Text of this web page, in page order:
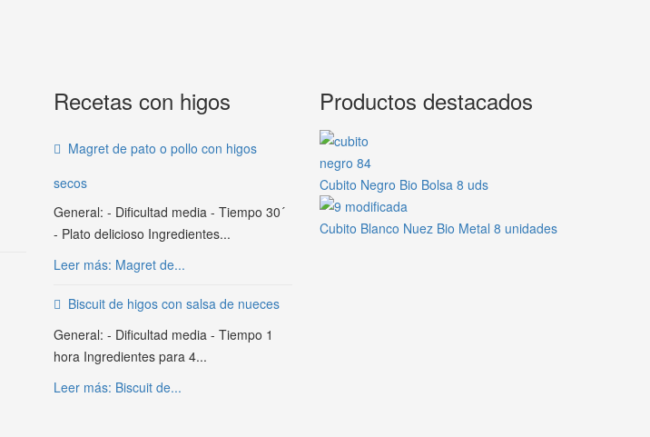
Recetas con higos
Magret de pato o pollo con higos
secos
General: - Dificultad media - Tiempo 30´
- Plato delicioso Ingredientes...
Leer más: Magret de...
Biscuit de higos con salsa de nueces
General: - Dificultad media - Tiempo 1
hora Ingredientes para 4...
Leer más: Biscuit de...
Productos destacados
Cubito Negro Bio Bolsa 8 uds
Cubito Blanco Nuez Bio Metal 8 unidades